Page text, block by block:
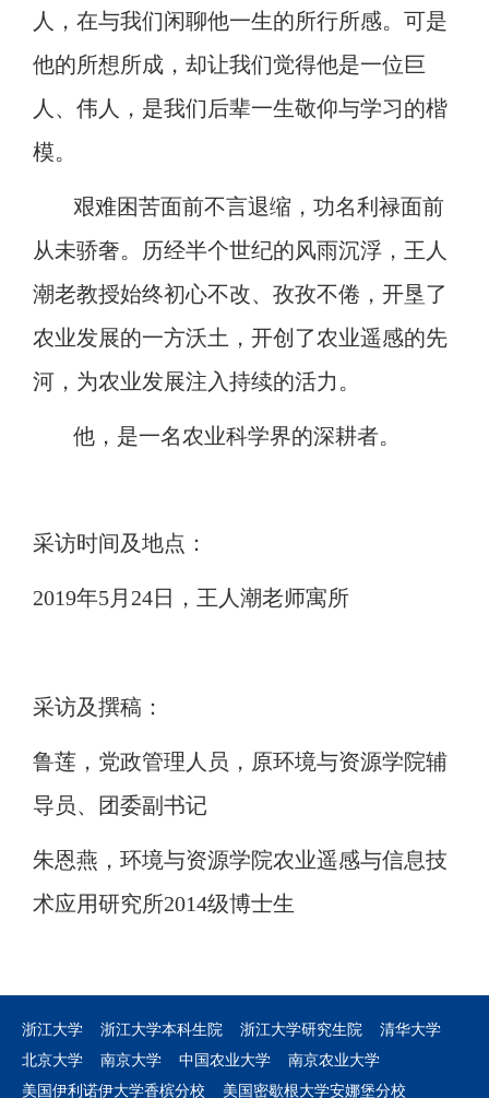
人，在与我们闲聊他一生的所行所感。可是
他的所想所成，却让我们觉得他是一位巨
人、伟人，是我们后辈一生敬仰与学习的楷
模。
艰难困苦面前不言退缩，功名利禄面前
从未骄奢。历经半个世纪的风雨沉浮，王人
潮老教授始终初心不改、孜孜不倦，开垦了
农业发展的一方沃土，开创了农业遥感的先
河，为农业发展注入持续的活力。
他，是一名农业科学界的深耕者。
采访时间及地点：
2019年5月 24日，王人潮老师寓所
采访及撰稿：
鲁莲，党政管理人员，原环境与资源学院辅
导员、团委副书记
朱恩燕，环境与资源学院农业遥感与信息技
术应用研究所2014级博士生
浙江大学 浙江大学本科生院 浙江大学研究生院
清华大学
北京大学
南京大学 中国农业大学
南京农业大学
美国伊利诺伊大学香槟分校
美国密歇根大学安娜堡分校